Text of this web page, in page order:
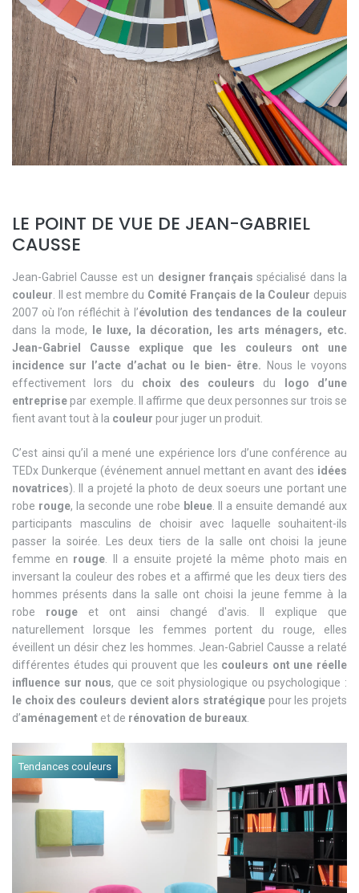
LE POINT DE VUE DE JEAN-GABRIEL
CAUSSE
Jean-Gabriel Causse est un designer français spécialisé dans la
couleur . Il est membre du Comité Français de la Couleur depuis
2007 où l’on réfléchit à l’évolution des tendances de la couleur
dans la mode,
le luxe, la décoration, les arts ménagers, etc.
Jean-Gabriel Causse explique que les couleurs ont une
incidence sur l’acte d’achat ou le bien- être.
Nous le voyons
effectivement lors du choix des couleurs du
logo d’une
entreprisepar exemple. Il affirme que deux personnes sur trois se
fient avant tout à la couleur pour juger un produit.
C’est ainsi qu’il a mené une expérience lors d’une conférence au
TEDx Dunkerque (événement annuel mettant en avant des idées
novatrices). Il a projeté la photo de deux soeurs une portant une
robe rouge, la seconde une robe bleue . Il a ensuite demandé aux
participants masculins de choisir avec laquelle souhaitent-ils
passer la soirée. Les deux tiers de la salle ont choisi la jeune
femme en rouge . Il a ensuite projeté la même photo mais en
inversant la couleur des robes et a affirmé que les deux tiers des
hommes présents dans la salle ont choisi la jeune femme à la
robe rouge et ont ainsi changé d'avis. Il explique que
naturellement lorsque les femmes portent du rouge, elles
éveillent un désir chez les hommes. Jean-Gabriel Causse a relaté
différentes études qui prouvent que les couleurs ont une réelle
influence sur nous, que ce soit physiologique ou psychologique :
le choix des couleurs devient alors stratégique pour les projets
d’aménagement et de rénovation de bureaux
Tendances couleurs